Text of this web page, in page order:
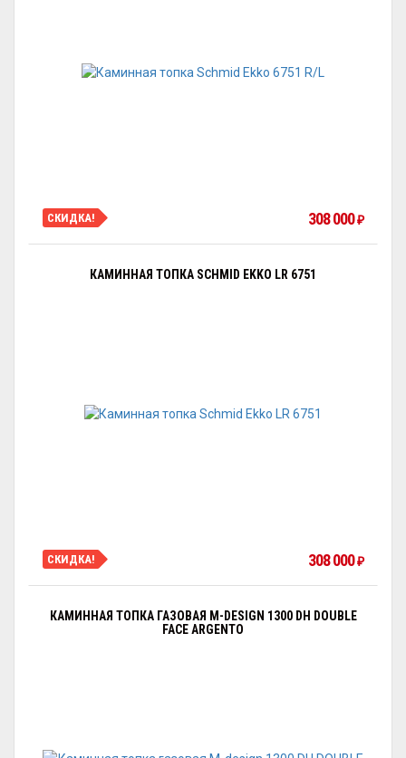
СКИДКА! 308 000 ₽
КАМИННАЯ ТОПКА SCHMID EKKO LR 6751
СКИДКА! 308 000 ₽
КАМИННАЯ ТОПКА ГАЗОВАЯ M-DESIGN 1300 DH DOUBLE
FACE ARGENTO